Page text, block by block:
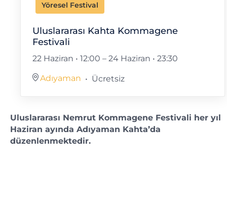
Yöresel Festival
Uluslararası Kahta Kommagene
Festivali
22 Haziran • 12:00 – 24 Haziran • 23:30
Adıyaman Ücretsiz
Uluslararası Nemrut Kommagene Festivali her yıl
Haziran ayında Adıyaman Kahta’da
düzenlenmektedir.